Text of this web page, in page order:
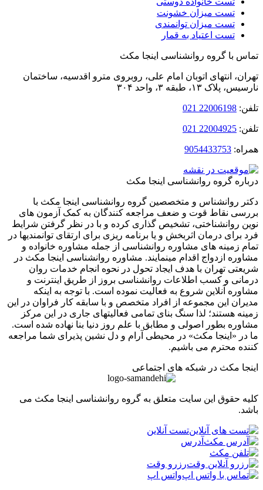
تست میزان خشونت
تست میزان توانمندی
تست اعتیاد به قمار
با گروه روانشناسی اینجا مکث
انتهای اتوبان امام‌ علی، روبروی مترو اقدسیه، ساختمان
۱۳، طبقه ۳، واحد ۳۰۴
22006198 021
22004925 021
9054433753
گروه روانشناسی اینجا مکث
روانشناس و متخصصین گروه روانشناسی اینجا مکث با
نقاط قوت و ضعف مراجعه کنندگان به کمک آزمون های
روانشناختی، تشخیص گذاری کرده و با در نظر گرفتن شرایط
درمان اثربخش و یا برنامه ریزی برای ارتقای توانمندیها در
زمینه های مشاوره روانشناسی از جمله مشاوره خانواده و
ازدواج اقدام مینمایند. مشاوره روانشناسی اینجا مکث در
تهران با هدف ایجاد تحول در نحوه انجام خدمات روان
و کسب اطلاعات روانشناسی بروز از طریق اینترنت و
آنلاین شروع به فعالیت نموده است. با توجه به اینکه
این مجموعه از افراد متخصص و با سابقه کار فراوان در این
هستند؛ لذا سنگ بنای تمامی فعالیتهای جاری در این مرکز
بطور اصولی و مطابق با علم روز دنیا بنا نهاده شده است.
«اینجا مکث» در محیطی آرام و دل نشین پذیرای شما مراجعه
محترم می باشیم.
مکث در شبکه های اجتماعی
حقوق این سایت متعلق به گروه روانشناسی اینجا مکث می
تست آنلاین
آدرس
رزرو وقت
واتس اپ